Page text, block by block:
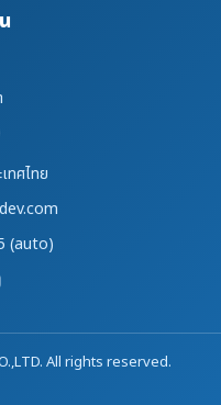
ทศไทย
(auto)
All rights reserved.